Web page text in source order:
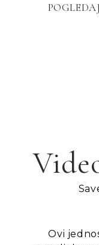
Ovi